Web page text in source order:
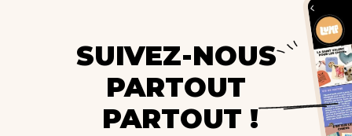
SUIVEZ-NOUS
PARTOUT
PARTOUT !